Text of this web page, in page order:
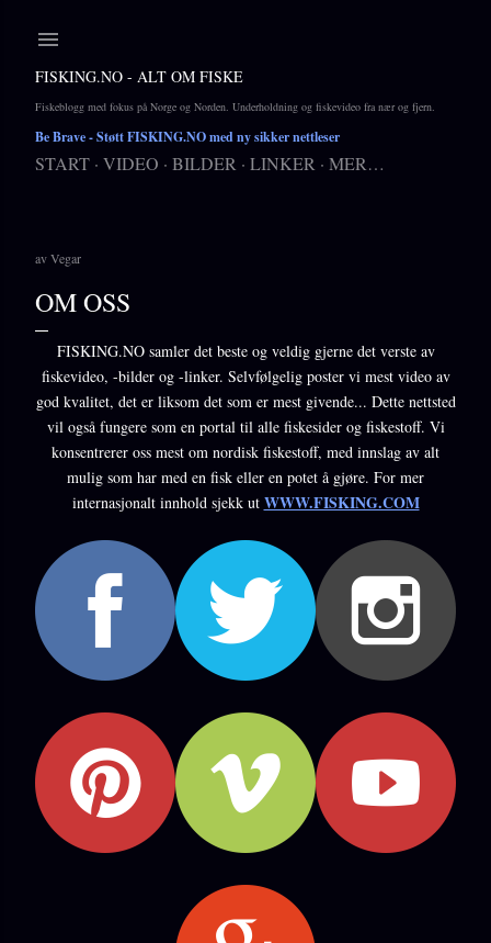
FISKING.NO - ALT OM FISKE
Fiskeblogg med fokus på Norge og Norden. Underholdning og fiskevideo fra nær og fjern.
Be Brave- Støtt FISKING.NO med ny sikker nettleser
START VIDEO BILDER LINKER MER…
avVegar
OM OSS
FISKING.NO samler det beste og veldig gjerne det verste av
fiskevideo, -bilder og -linker. Selvfølgelig poster vi mest video av
god kvalitet, det er liksom det som er mest givende... Dette nettsted
vil også fungere som en portal til alle fiskesider og fiskestoff. Vi
konsentrerer oss mest om nordisk fiskestoff, med innslag av alt
mulig som har med en fisk eller en potet å gjøre. For mer
internasjonalt innhold sjekk ut WWW.FISKING.COM